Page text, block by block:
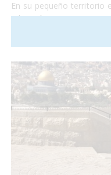
En su pequeño territorio
relajación en sus aguas
centros
internacional o de su